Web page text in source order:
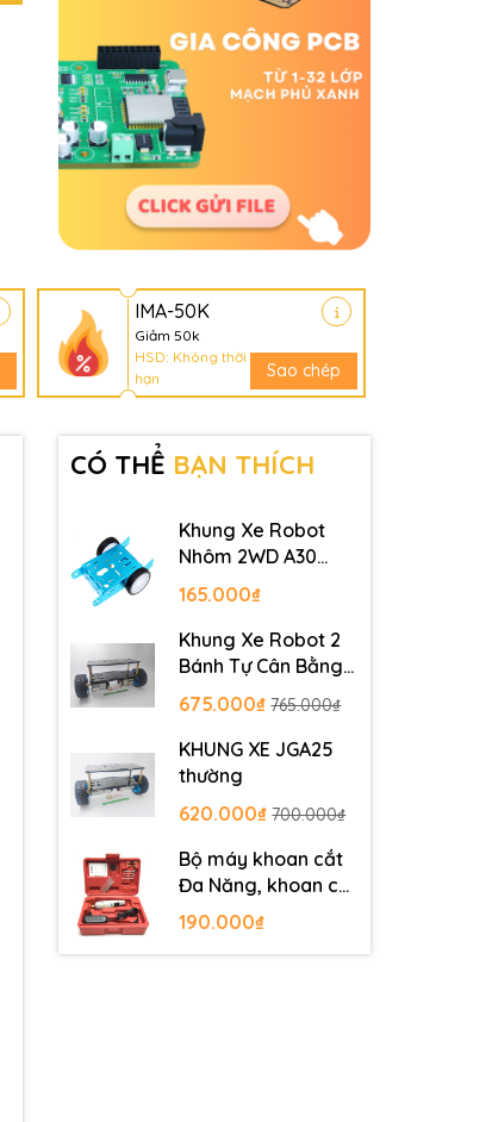
IMA-50K
Giảm 50k
HSD: Không thời
hạn
Sao chép
CÓ THỂ BẠN THÍCH
Khung Xe Robot
Nhôm 2WD A30
Metal Robot
Chassis
165.000₫
Khung Xe Robot 2
Bánh Tự Cân Bằng
JGB37-520
675.000₫ 765.000₫
KHUNG XE JGA25
thường
620.000₫ 700.000₫
Bộ máy khoan cắt
Đa Năng, khoan cắt
PCB, khoan mạch
190.000₫